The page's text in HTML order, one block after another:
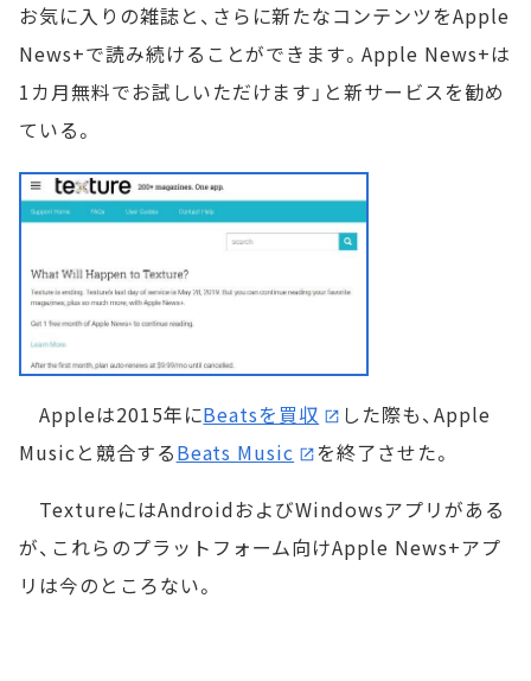
お気に入りの雑誌と、さらに新たなコンテンツをApple
News+で読み続けることができます。Apple News+は
1カ月無料でお試しいただけます」と新サービスを勧め
ている。
Appleは2015年にBeatsを買収
した際も、Apple
Musicと競合するBeats Music
を終了させた。
TextureにはAndroidおよびWindowsアプリがある
が、これらのプラットフォーム向けApple News+アプ
リは今のところない。